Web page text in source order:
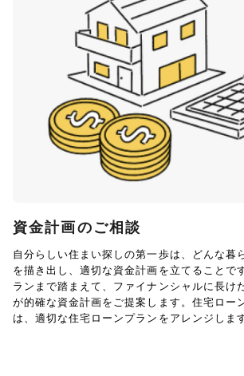
資金計画のご相談
自分らしい住まい探しの第一歩は、どんな暮
を描き出し、適切な資金計画を立てることで
ランまで踏まえて、ファイナンシャルに長け
が的確な資金計画をご提案します。住宅ロー
は、適切な住宅ローンプランをアレンジしま